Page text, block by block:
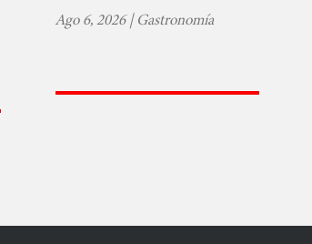
Ago 6, 2026|Gastronomía